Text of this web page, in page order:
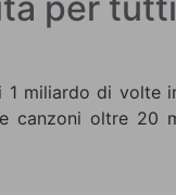
1 miliardo di volte
canzoni oltre 20